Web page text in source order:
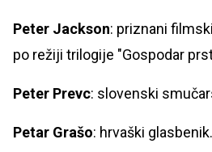
Peter Jackson: priznani
po režiji trilogije "Gospodar
Peter Prevc: slovenski
Petar Grašo: hrvaški glasbenik.